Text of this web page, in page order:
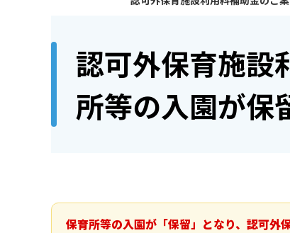
認可外保育施設
所等の入園が保
保育所等の入園が「保留」となり、認可外